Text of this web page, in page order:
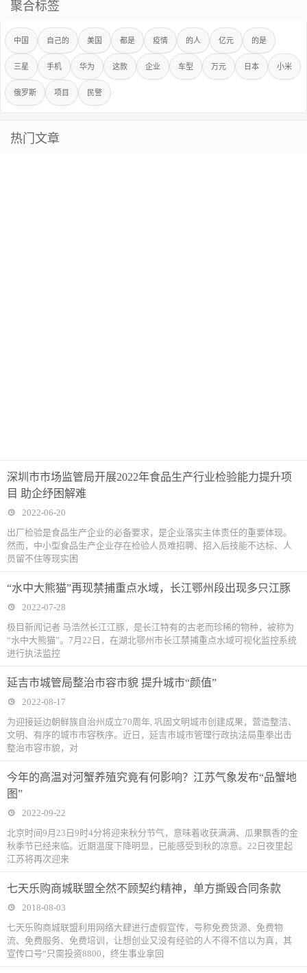
聚合标签
中国 自己的 美国 都是 疫情 的人 亿元 的是
三星 手机 华为 这款 企业 车型 万元 日本 小米
俄罗斯 项目 民警
热门文章
深圳市市场监管局开展2022年食品生产行业检验能力提升项
目 助企纾困解难
2022-06-20
出厂检验是食品生产企业的必备要求，是企业落实主体责任的重要体现。
然而，中小型食品生产企业存在检验人员难招聘、招入后技能不达标、人
员留不住等现实困
“水中大熊猫”再现禁捕重点水域，长江鄂州段出现多只江豚
2022-07-28
极目新闻记者 马浩然长江江豚，是长江特有的古老而珍稀的物种，被称为
“水中大熊猫”。7月22日，在湖北鄂州市长江禁捕重点水域可视化监控系统
进行执法监控
延吉市城管局整治市容市貌 提升城市“颜值”
2022-08-17
为迎接延边朝鲜族自治州成立70周年, 巩固文明城市创建成果，营造整洁、
文明、有序的城市市容秩序。近日，延吉市城市管理行政执法局重拳出击
整治市容市貌，对
今年的高温对河蟹养殖究竟有何影响？江苏气象发布“品蟹地
图”
2022-09-22
北京时间9月23日9时4分将迎来秋分节气，意味着收获满满、瓜果飘香的金
秋季节已经来临。近期温度下降明显，已能感受到秋的凉意。22日夜里起
江苏将再次迎来
七天乐购商城联盟全然不顾契约精神，单方撕毁合同条款
2018-08-03
七天乐购商城联盟利用网络大肆进行虚假宣传，号称免费货源、免费物
流、免费服务、免费培训，让想创业又没有经验的人不得不信以为真，其
宣传口号“只需投资8800，终生事业拿回